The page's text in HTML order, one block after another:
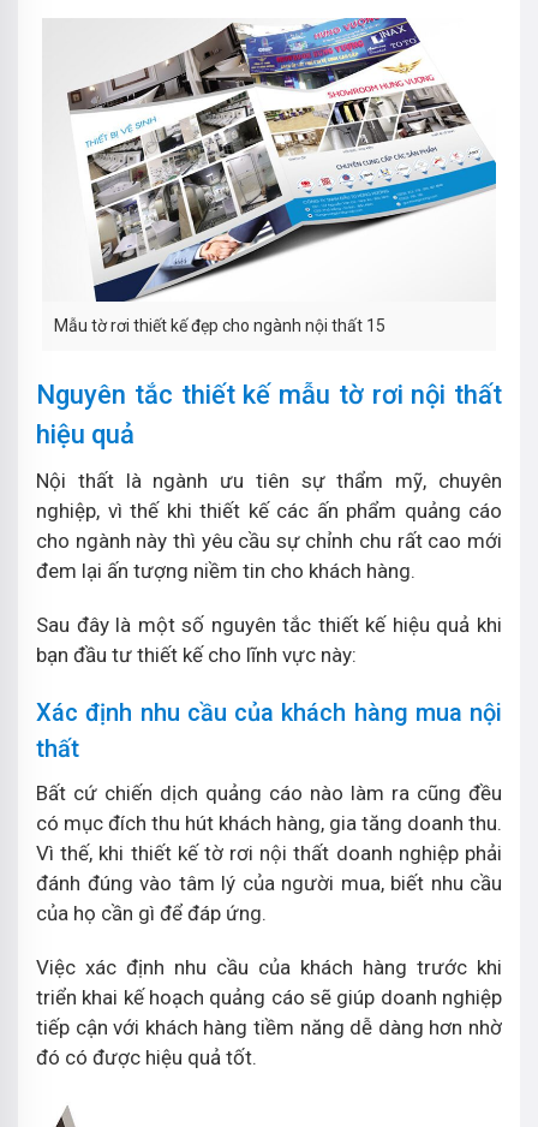
Mẫu tờ rơi thiết kế đẹp cho ngành nội thất 15
Nguyên tắc thiết kế mẫu tờ rơi nội thất
hiệu quả
Nội thất là ngành ưu tiên sự thẩm mỹ, chuyên
nghiệp, vì thế khi thiết kế các ấn phẩm quảng cáo
cho ngành này thì yêu cầu sự chỉnh chu rất cao mới
đem lại ấn tượng niềm tin cho khách hàng.
Sau đây là một số nguyên tắc thiết kế hiệu quả khi
bạn đầu tư thiết kế cho lĩnh vực này:
Xác định nhu cầu của khách hàng mua nội
thất
Bất cứ chiến dịch quảng cáo nào làm ra cũng đều
có mục đích thu hút khách hàng, gia tăng doanh thu.
Vì thế, khi thiết kế tờ rơi nội thất doanh nghiệp phải
đánh đúng vào tâm lý của người mua, biết nhu cầu
của họ cần gì để đáp ứng.
Việc xác định nhu cầu của khách hàng trước khi
triển khai kế hoạch quảng cáo sẽ giúp doanh nghiệp
tiếp cận với khách hàng tiềm năng dễ dàng hơn nhờ
đó có được hiệu quả tốt.